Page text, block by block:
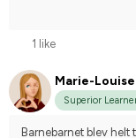
1 like
Marie-Louise
Superior
Barnebarnet blev helt